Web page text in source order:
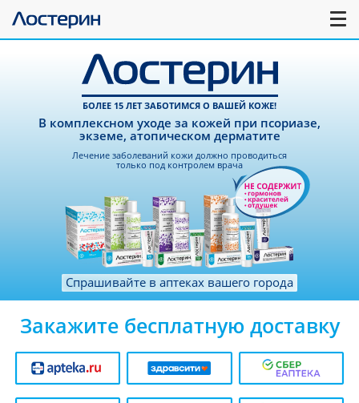
БОЛЕЕ 15 ЛЕТ ЗАБОТИМСЯ О ВАШЕЙ КОЖЕ!
В комплексном уходе за кожей при псориазе,
экземе, атопическом дерматите
Лечение заболеваний кожи должно проводиться
только под контролем врача
Спрашивайте в аптеках вашего города
Закажите бесплатную доставку